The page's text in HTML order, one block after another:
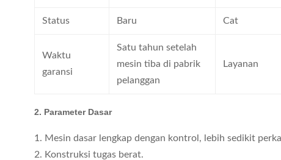
Status Baru Cat
Waktu
garansi
Satu tahun setelah
mesin tiba di pabrik
pelanggan
Layanan
2. Parameter Dasar
1. Mesin dasar lengkap dengan kontrol, lebih sedikit
2. Konstruksi tugas berat.